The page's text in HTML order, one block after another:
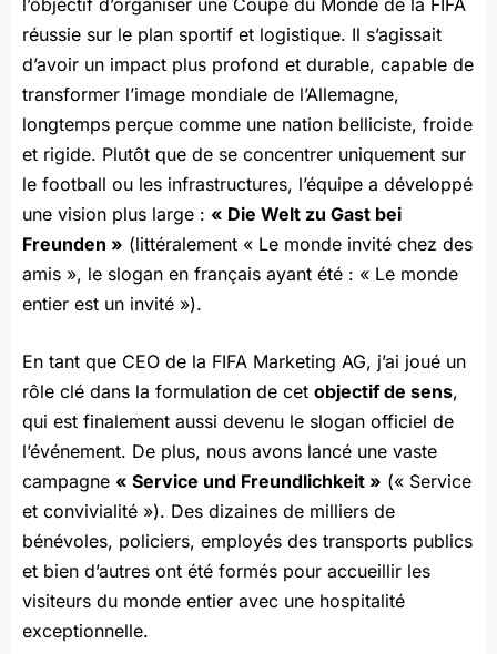
réussie sur le plan sportif et logistique. Il s’agissait
d’avoir un impact plus profond et durable, capable de
transformer l’image mondiale de l’Allemagne,
longtemps perçue comme une nation belliciste, froide
et rigide. Plutôt que de se concentrer uniquement sur
le football ou les infrastructures, l’équipe a développé
une vision plus large : « Die Welt zu Gast bei
Freunden » (littéralement « Le monde invité chez des
amis », le slogan en français ayant été : « Le monde
entier est un invité »).
En tant que CEO de la FIFA Marketing AG, j’ai joué un
rôle clé dans la formulation de cet objectif de sens,
qui est finalement aussi devenu le slogan officiel de
l’événement. De plus, nous avons lancé une vaste
campagne « Service und Freundlichkeit » (« Service
et convivialité »). Des dizaines de milliers de
bénévoles, policiers, employés des transports publics
et bien d’autres ont été formés pour accueillir les
visiteurs du monde entier avec une hospitalité
exceptionnelle.